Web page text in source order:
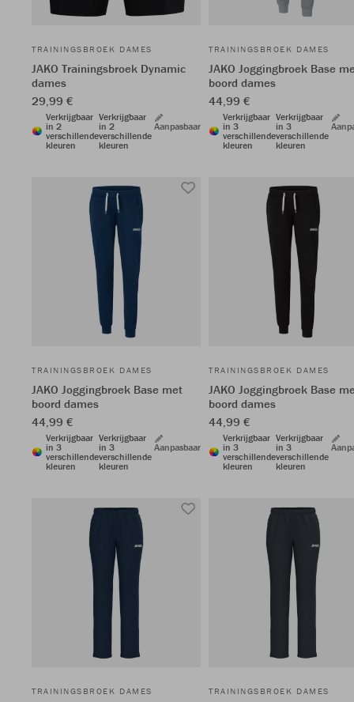
TRAININGSBROEK DAMES
JAKO Trainingsbroek Dynamic
dames
29,99 €
Verkrijgbaar
in 2
verschillende
kleuren
Verkrijgbaar
in 2
verschillende
kleuren
Aanpasbaar
TRAININGSBROEK DAMES
JAKO Joggingbroek Base
boord dames
44,99 €
Verkrijgbaar
in 3
verschillende
kleuren
Verkrijgbaar
in 3
verschillende
kleuren
TRAININGSBROEK DAMES
JAKO Joggingbroek Base met
boord dames
44,99 €
Verkrijgbaar
in 3
verschillende
kleuren
Verkrijgbaar
in 3
verschillende
kleuren
Aanpasbaar
TRAININGSBROEK DAMES
JAKO Joggingbroek Base
boord dames
44,99 €
Verkrijgbaar
in 3
verschillende
kleuren
Verkrijgbaar
in 3
verschillende
kleuren
TRAININGSBROEK DAMES TRAININGSBROEK DAMES